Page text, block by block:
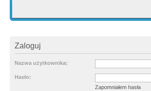
Zaloguj
Nazwa użytkownika:
Hasło:
Zapomniałem hasła